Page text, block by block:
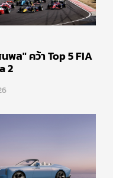
พล" คว้า Top 5 FIA
2